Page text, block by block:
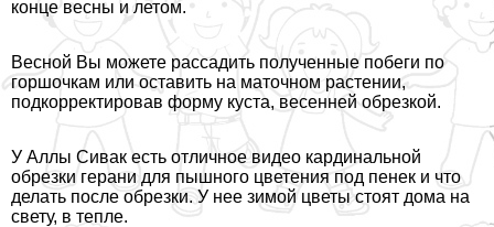
конце весны и летом.
Весной Вы можете рассадить полученные побеги по
горшочкам или оставить на маточном растении,
подкорректировав форму куста, весенней обрезкой.
У Аллы Сивак есть отличное видео кардинальной
обрезки герани для пышного цветения под пенек и что
делать после обрезки. У нее зимой цветы стоят дома на
свету, в тепле.